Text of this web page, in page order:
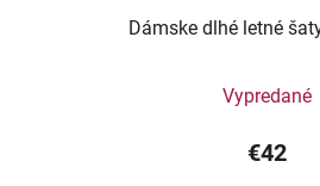
Dámske dlhé letné
Vypredané
€42